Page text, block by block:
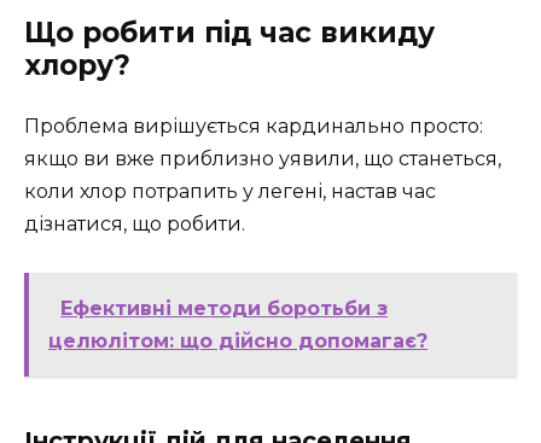
Що робити під час викиду
хлору?
Проблема вирішується кардинально просто:
якщо ви вже приблизно уявили, що станеться,
коли хлор потрапить у легені, настав час
дізнатися, що робити.
Ефективні методи боротьби з
целюлітом: що дійсно допомагає?